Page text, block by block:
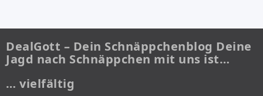
DealGott – Dein Schnäppchenblog Deine
Jagd nach Schnäppchen mit uns ist…
… vielfältig